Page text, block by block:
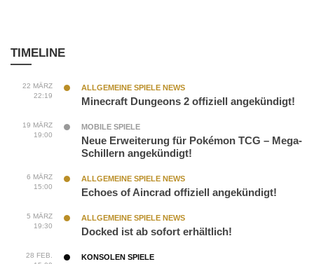
TIMELINE
22 MÄRZ
22:19
ALLGEMEINE SPIELE NEWS
Minecraft Dungeons 2 offiziell angekündigt!
19 MÄRZ
19:00
MOBILE SPIELE
Neue Erweiterung für Pokémon TCG – Mega-
Schillern angekündigt!
6 MÄRZ
15:00
ALLGEMEINE SPIELE NEWS
Echoes of Aincrad offiziell angekündigt!
5 MÄRZ
19:30
ALLGEMEINE SPIELE NEWS
Docked ist ab sofort erhältlich!
28 FEB.
KONSOLEN SPIELE